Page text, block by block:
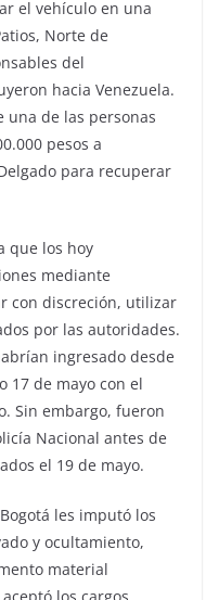
el vehículo en una
Norte de
del
hacia Venezuela.
una de las personas
pesos a
para recuperar
que los hoy
mediante
con discreción, utilizar
por las autoridades.
ingresado desde
17 de mayo con el
Sin embargo, fueron
Nacional antes de
el 19 de mayo.
les imputó los
y ocultamiento,
material
los cargos